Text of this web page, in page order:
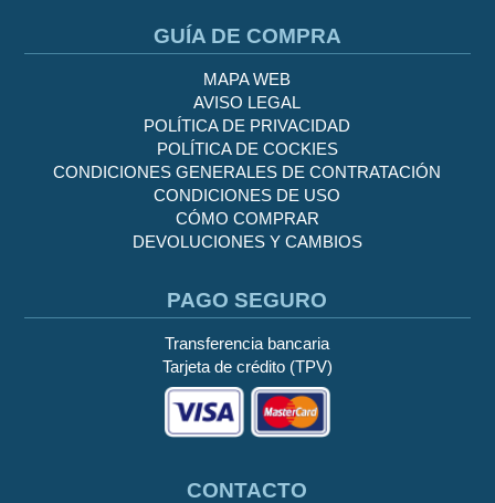
GUÍA DE COMPRA
MAPA WEB
AVISO LEGAL
POLÍTICA DE PRIVACIDAD
POLÍTICA DE COCKIES
CONDICIONES GENERALES DE CONTRATACIÓN
CONDICIONES DE USO
CÓMO COMPRAR
DEVOLUCIONES Y CAMBIOS
PAGO SEGURO
Transferencia bancaria
Tarjeta de crédito (TPV)
CONTACTO